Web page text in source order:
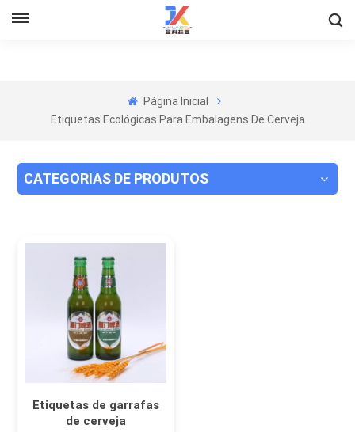
Página Inicial
Etiquetas Ecológicas Para Embalagens De Cerveja
CATEGORIAS DE PRODUTOS
Etiquetas de garrafas
de cerveja